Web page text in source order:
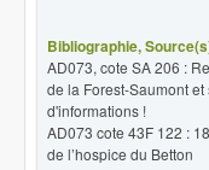
Bibliographie,
AD073, cote SA 206 :
de la Forest-Saumont
d'informations !
AD073 cote 43F 122 :
de l’hospice du Betton